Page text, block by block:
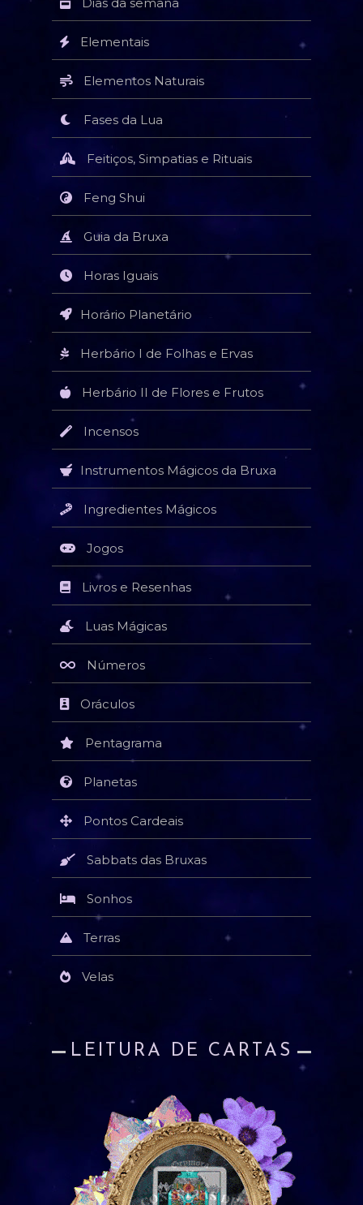
Elementais
Elementos Naturais
Fases da Lua
Feitiços, Simpatias e Rituais
Feng Shui
Guia da Bruxa
Horas Iguais
Horário Planetário
Herbário I de Folhas e Ervas
Herbário II de Flores e Frutos
Incensos
Instrumentos Mágicos da Bruxa
Ingredientes Mágicos
Jogos
Livros e Resenhas
Luas Mágicas
Números
Oráculos
Pentagrama
Planetas
Pontos Cardeais
Sabbats das Bruxas
Sonhos
Terras
Velas
LEITURA DE CARTAS